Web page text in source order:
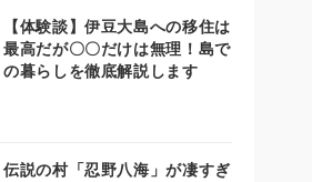
【体験談】伊豆大島への移住は
最高だが〇〇だけは無理！島で
の暮らしを徹底解説します
伝説の村「忍野八海」が凄すぎ